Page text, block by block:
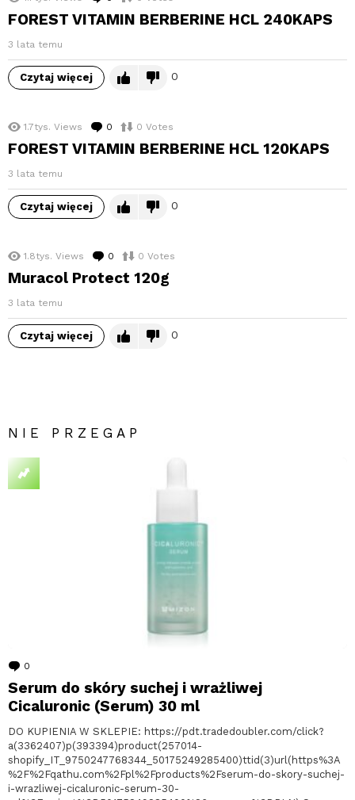
FOREST VITAMIN BERBERINE HCL 240KAPS
3 lata temu
Czytaj więcej 0
1.7tys. Views 0 komentarzy
0 Votes
FOREST VITAMIN BERBERINE HCL 120KAPS
3 lata temu
Czytaj więcej 0
1.8tys. Views 0 komentarzy
0 Votes
Muracol Protect 120g
3 lata temu
Czytaj więcej 0
NIE PRZEGAP
0
Serum do skóry suchej i wrażliwej
Cicaluronic (Serum) 30 ml
DO KUPIENIA W SKLEPIE: https://pdt.tradedoubler.com/click?
a(3362407)p(393394)product(257014-
shopify_IT_9750247768344_50175249285400)ttid(3)url(https%3A
%2F%2Fqathu.com%2Fpl%2Fproducts%2Fserum-do-skory-suchej-
i-wrazliwej-cicaluronic-serum-30-